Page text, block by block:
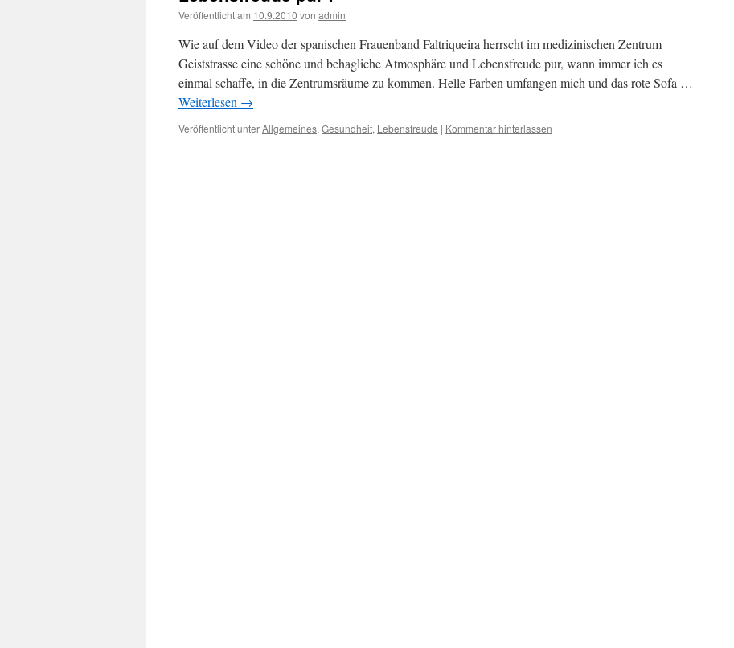
Veröffentlicht am 10.9.2010 von admin
Wie auf dem Video der spanischen Frauenband Faltriqueira herrscht im medizinischen Zentrum
Geiststrasse eine schöne und behagliche Atmosphäre und Lebensfreude pur, wann immer ich es
einmal schaffe, in die Zentrumsräume zu kommen. Helle Farben umfangen mich und das rote Sofa …
Weiterlesen →
Veröffentlicht unterAllgemeines, Gesundheit, Lebensfreude | Kommentar hinterlassen